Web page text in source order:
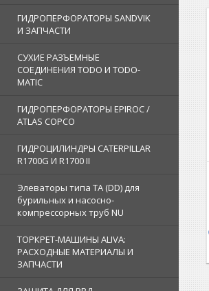
ГИДРОПЕРФОРАТОРЫ SANDVIK
И ЗАПЧАСТИ
СУХИЕ РАЗЪЕМНЫЕ
СОЕДИНЕНИЯ TODO И TODO-
MATIC
ГИДРОПЕРФОРАТОРЫ EPIROC /
ATLAS COPCO
ГИДРОЦИЛИНДРЫ CATERPILLAR
R1700G И R1700 II
Элеваторы типа TA (DD) для
бурильных и насосно-
компрессорных труб NU
ТОРКРЕТ-МАШИНЫ ALIVA:
РАСХОДНЫЕ МАТЕРИАЛЫ И
ЗАПЧАСТИ